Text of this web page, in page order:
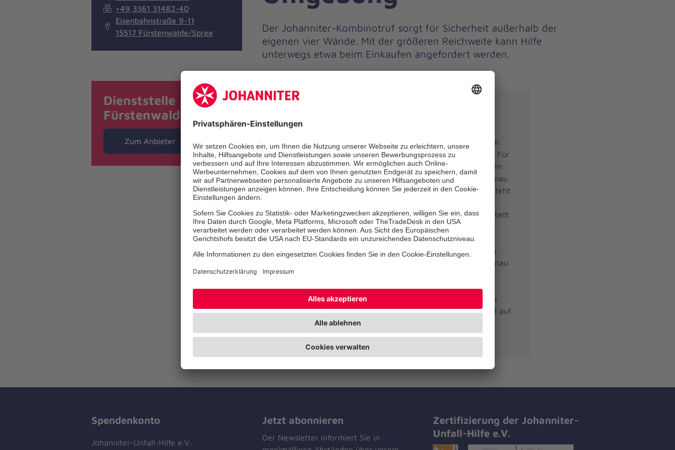
Der Johanniter-Kombinotruf sorgt für Sicherheit außerhalb der
eigenen vier Wände. Mit der größeren Reichweite kann Hilfe
unterwegs etwa beim Einkaufen angefordert werden.
Auch im Supermarkt, beim Nachbarn oder im
Garten kann man auf Hilfe angewiesen sein. Für
alle, die hier sorgenfrei dem Alltag nachgehen
möchten, ist der Johanniter-Kombinotruf genau
das Richtige. Durch die größere Reichweite steht
Hausnotruf-Basisstation. Bei einem Notfall stellt
die integrierte Freisprecheinrichtung auf
Knopfdruck Kontakt zur Notrufzentrale der
Johanniter her. Die zusätzliche GPS-Funktion
zeigt den Johanniter-Mitarbeitern an, wo genau
Einsatzdienst zielgenau den Weg findet. Der
Sender lässt sich als Armband oder Halskette
tragen. Zusätzlich kann wie beim Hausnotruf auf
Wunsch ein Angehöriger oder ein Nachbar
verständigt werden.
+49 3361 31482-40
Eisenbahnstraße 9-11
15517 Fürstenwalde/Spree
Dienststelle
Fürstenwalde/Spree
Zum Anbieter
Spendenkonto
Johanniter-Unfall-Hilfe e.V.
Jetzt abonnieren
Der Newsletter informiert Sie in
Zertifizierung der Johanniter-
Unfall-Hilfe e.V.